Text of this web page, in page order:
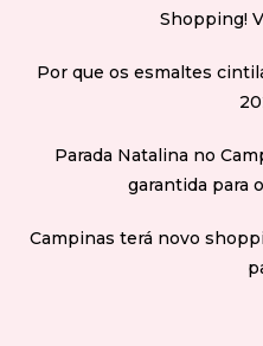
Shopping!
Por que os esmaltes
Parada Natalina no
garantida para
Campinas terá novo